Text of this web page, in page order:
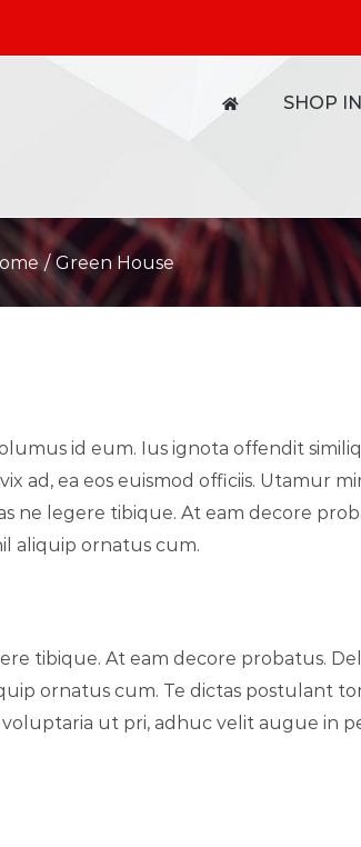
SHOP
/ Green House
id eum. Ius ignota offendit
ad, ea eos euismod officiis. Utamur
ne legere tibique. At eam decore
aliquip ornatus cum.
tibique. At eam decore probatus.
ornatus cum. Te dictas postulant
ut pri, adhuc velit augue in